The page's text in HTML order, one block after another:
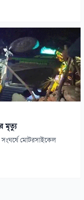
মৃত্যু
সংঘর্ষে মোটরসাইকেল